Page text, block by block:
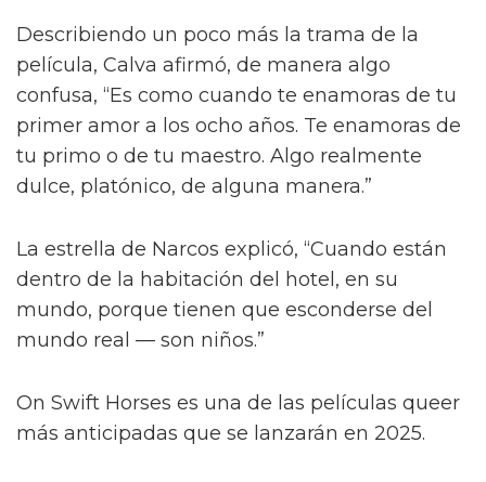
Describiendo un poco más la trama de la
película, Calva afirmó, de manera algo
confusa, “Es como cuando te enamoras de tu
primer amor a los ocho años. Te enamoras de
tu primo o de tu maestro. Algo realmente
dulce, platónico, de alguna manera.”
La estrella de Narcos explicó, “Cuando están
dentro de la habitación del hotel, en su
mundo, porque tienen que esconderse del
mundo real — son niños.”
On Swift Horses es una de las películas queer
más anticipadas que se lanzarán en 2025.